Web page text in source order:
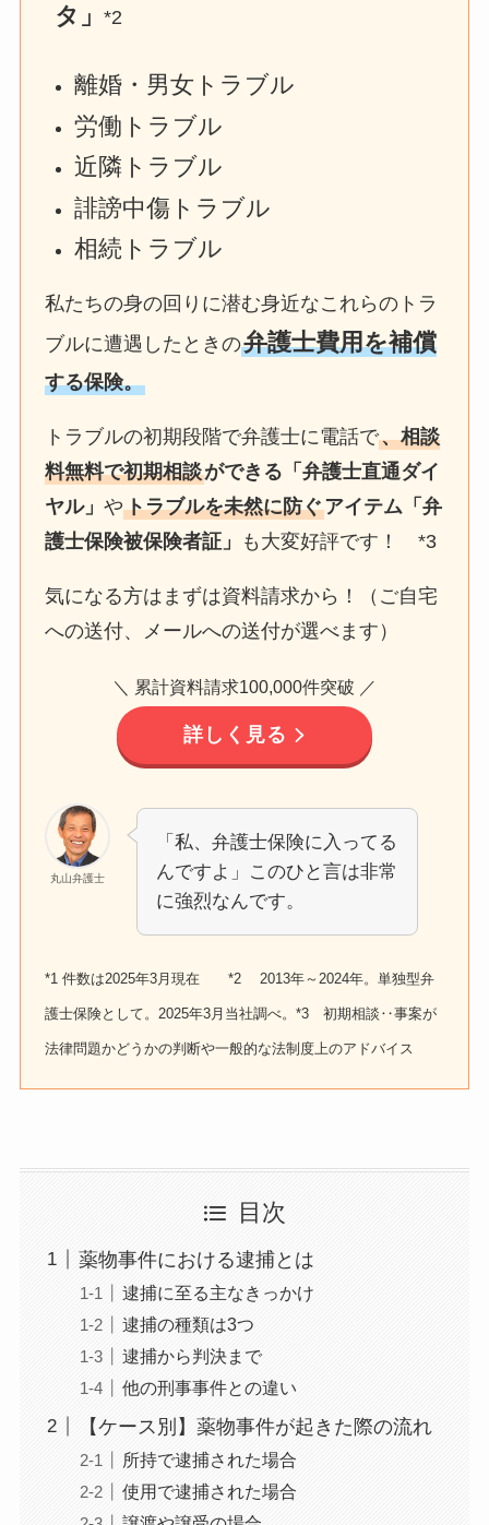
タ」*2
離婚・男女トラブル
労働トラブル
近隣トラブル
誹謗中傷トラブル
相続トラブル
私たちの身の回りに潜む身近なこれらのトラ
ブルに遭遇したときの弁護士費用を補償
する保険。
トラブルの初期段階で弁護士に電話で、相談
料無料で初期相談ができる「弁護士直通ダイ
ヤル」やトラブルを未然に防ぐアイテム「弁
護士保険被保険者証」
も大変好評です！ *3
気になる方はまずは資料請求から！（ご自宅
への送付、メールへの送付が選べます）
＼ 累計資料請求100,000件突破 ／
詳しく見る
丸山弁護士
「私、弁護士保険に入ってる
んですよ」このひと言は非常
に強烈なんです。
*1 件数は2025年3月現在 *2 2013年～2024年。単独型弁
護士保険として。2025年3月当社調べ。*3 初期相談‥事案が
法律問題かどうかの判断や一般的な法制度上のアドバイス
目次
薬物事件における逮捕とは
逮捕に至る主なきっかけ
逮捕の種類は3つ
逮捕から判決まで
他の刑事事件との違い
【ケース別】薬物事件が起きた際の流れ
所持で逮捕された場合
使用で逮捕された場合